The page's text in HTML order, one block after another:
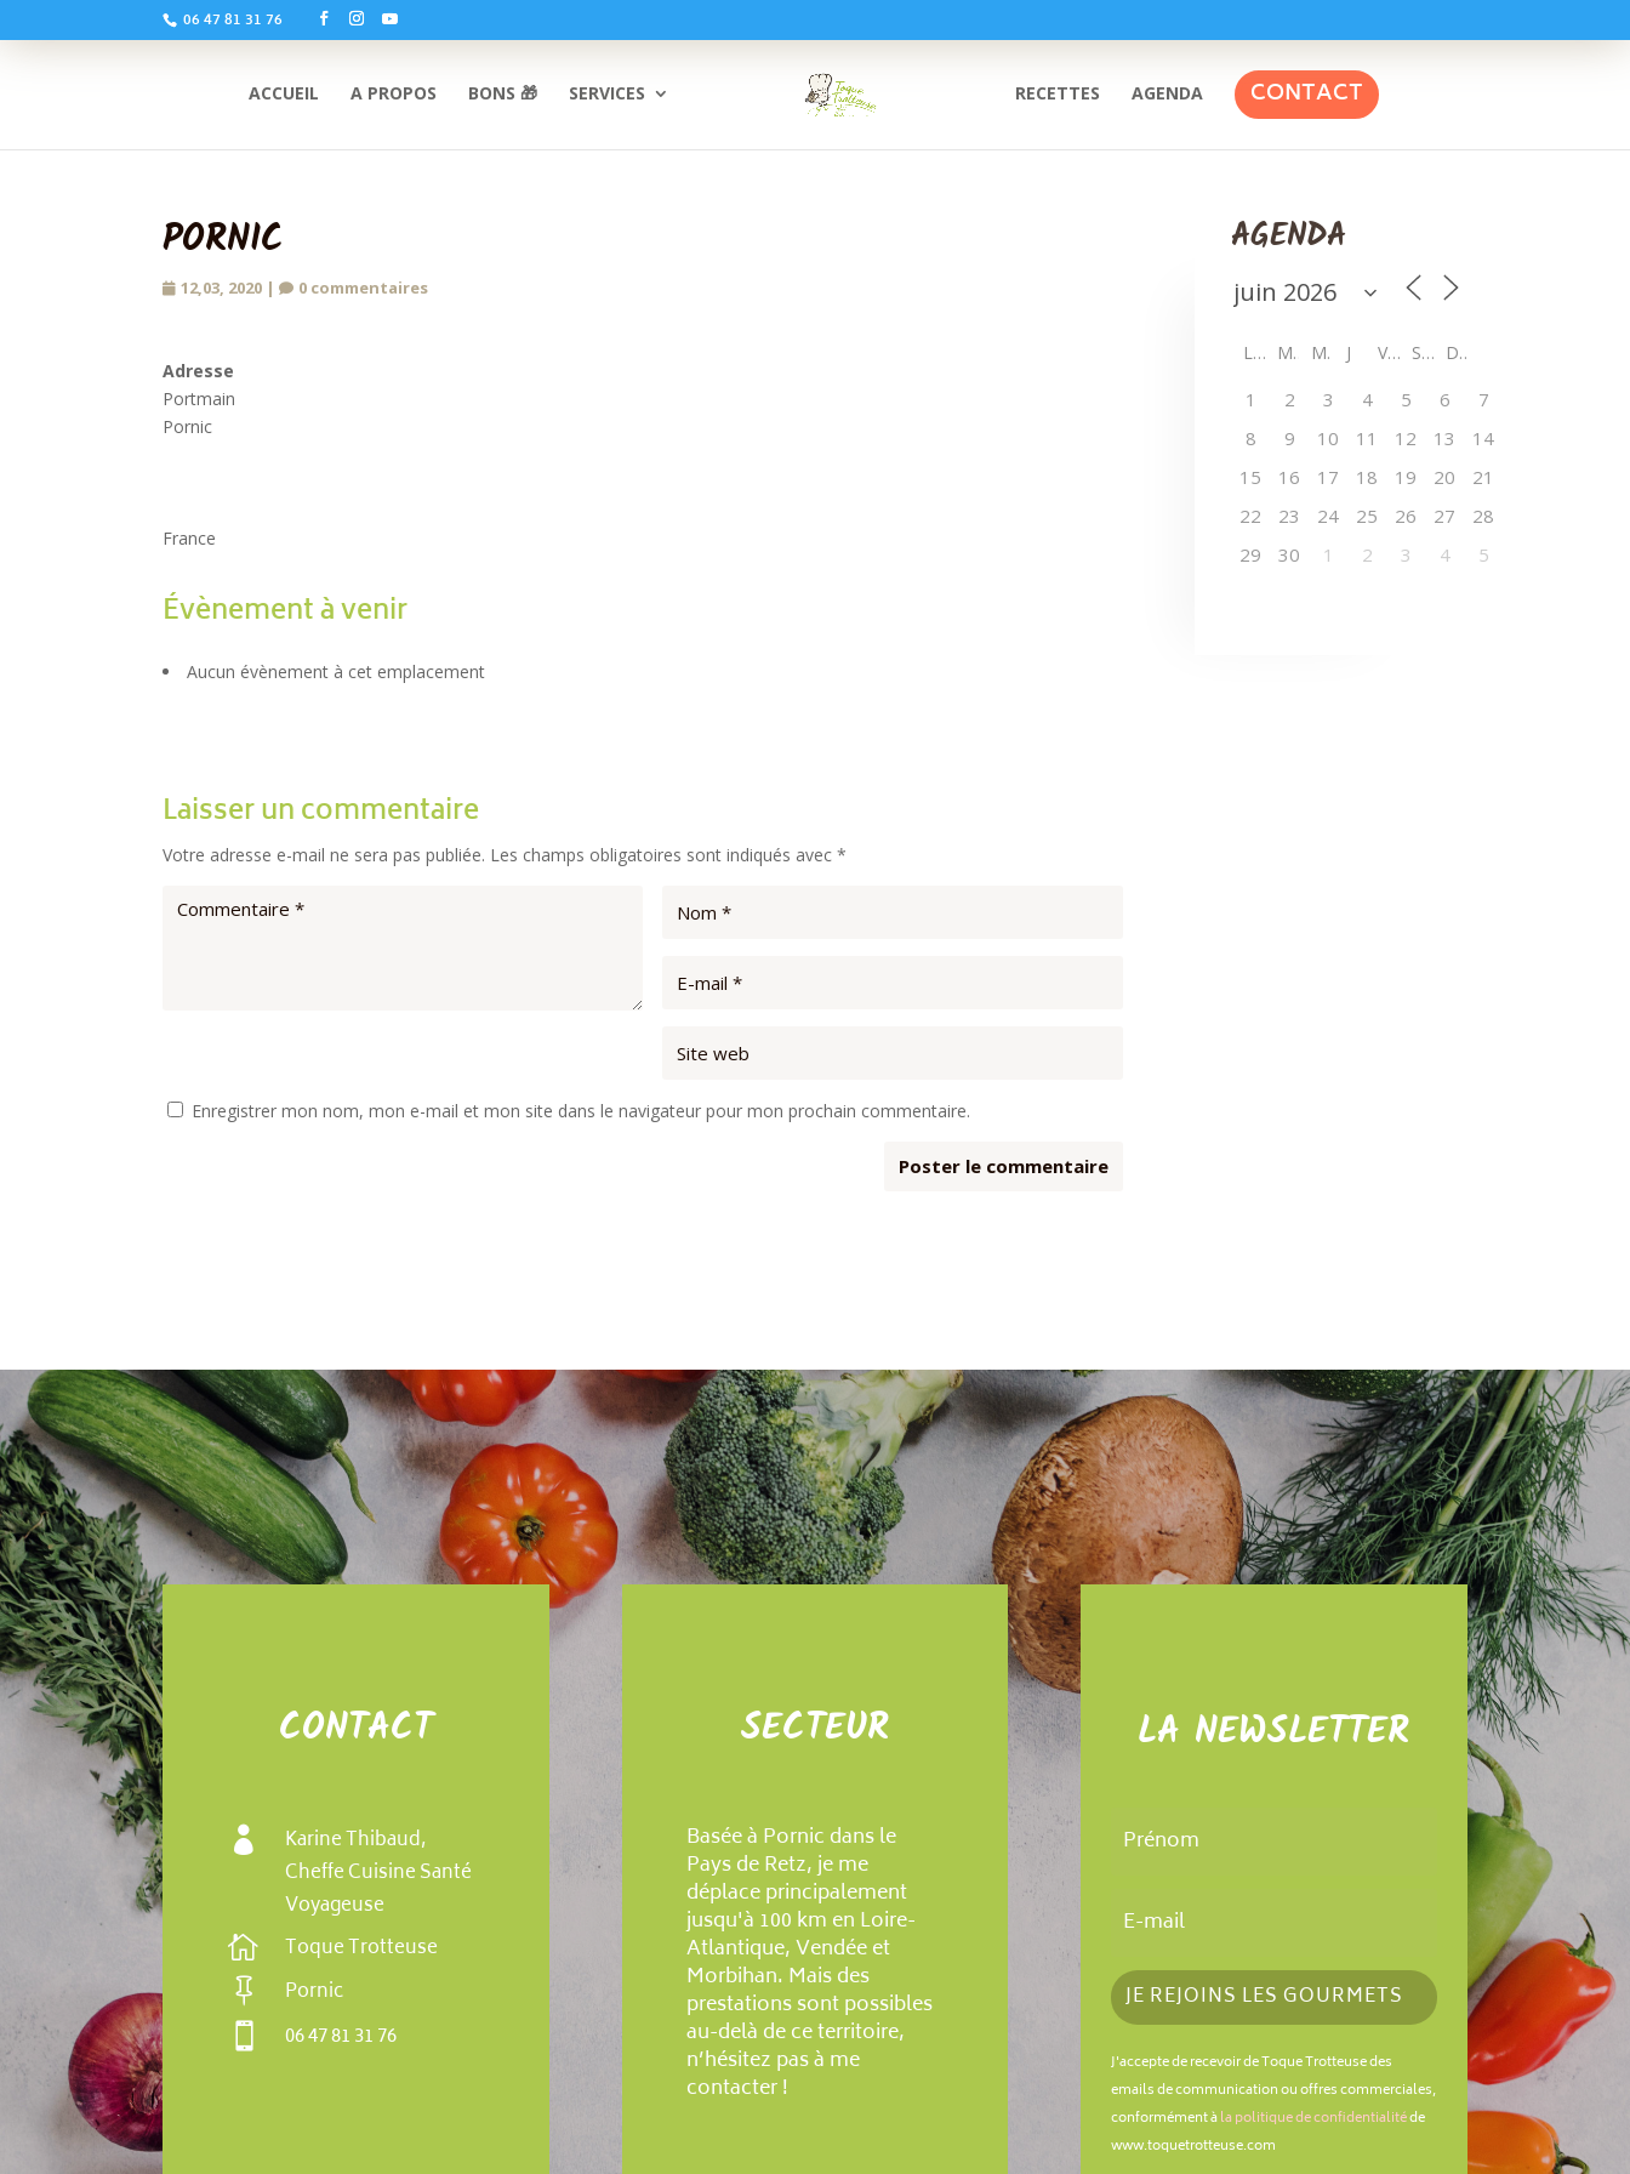
06 47 81 31 76
ACCUEIL A PROPOS BONS 🎁 SERVICES RECETTES AGENDA CONTACT
PORNIC
12,03, 2020 | 0 commentaires
Adresse
Portmain
Pornic
France
Évènement à venir
Aucun évènement à cet emplacement
Laisser un commentaire
Votre adresse e-mail ne sera pas publiée. Les champs obligatoires sont indiqués avec*
Enregistrer mon nom, mon e-mail et mon site dans le navigateur pour mon prochain commentaire.
AGENDA
L M M J V S D
1 2 3 4 5 6
7
8
9 10 11 12 13
14
15
16 17 18 19 20
21
22
23 24 25 26 27
28
29
30 1 2 3 4 5
CONTACT

Karine Thibaud,
Cheffe Cuisine Santé
Voyageuse
 Toque Trotteuse
 Pornic
06 47 81 31 76
SECTEUR
Basée à Pornic dans le
Pays de Retz, je me
déplace principalement
jusqu'à 100 km en Loire-
Atlantique, Vendée et
Morbihan. Mais des
prestations sont possibles
au-delà de ce territoire,
n’hésitez pas à me
contacter !
LA NEWSLETTER
JE REJOINS LES GOURMETS
J'accepte de recevoir de Toque Trotteuse des
emails de communication ou offres commerciales,
conformément àla politique de confidentialitéde
www.toquetrotteuse.com